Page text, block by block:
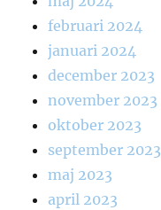
februari 2024
januari 2024
december 2023
november 2023
oktober 2023
september 2023
maj 2023
april 2023